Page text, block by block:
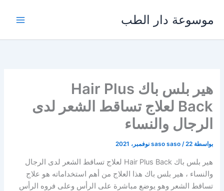
المحتوى
موسوعة دار الطب
هير بلس باك Hair Plus
Back لعلاج تساقط الشعر لدى
الرجال والنساء
بواسطة saso saso /22 نوفمبر، 2021
هير بلس باك Hair Plus Back لعلاج تساقط الشعر لدى الرجال
والنساء ، هير بلس باك هذا العلاج من أهم استخداماته هو علاج
تساقط الشعر وهو يوضع مباشرة على الرأس وعلى فروه الرأس